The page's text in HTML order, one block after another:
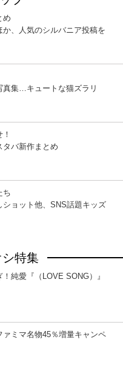
め
か、人気のシルバニア投稿を
真集…キュートな猫ズラリ
バ新作まとめ
ち
ョット他、SNS話題キッズ
特集
純愛『（LOVE SONG）』
ァミマ名物45％増量キャンペ